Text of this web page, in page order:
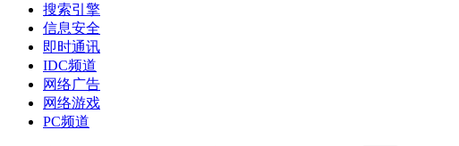
搜索引擎
信息安全
即时通讯
IDC频道
网络广告
网络游戏
PC频道